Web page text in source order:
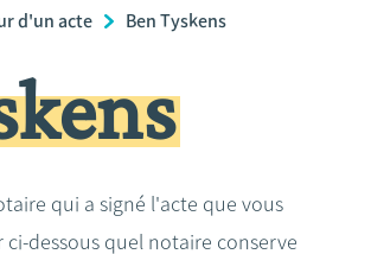
d'un acte Ben Tyskens
qui a signé l'acte que vous
ci-dessous quel notaire conserve